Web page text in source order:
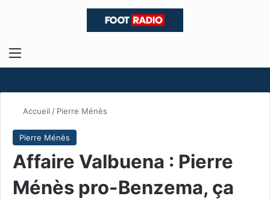
Menu
Accueil / Pierre Ménès
Pierre Ménès
Affaire Valbuena : Pierre
Ménès pro-Benzema, ça